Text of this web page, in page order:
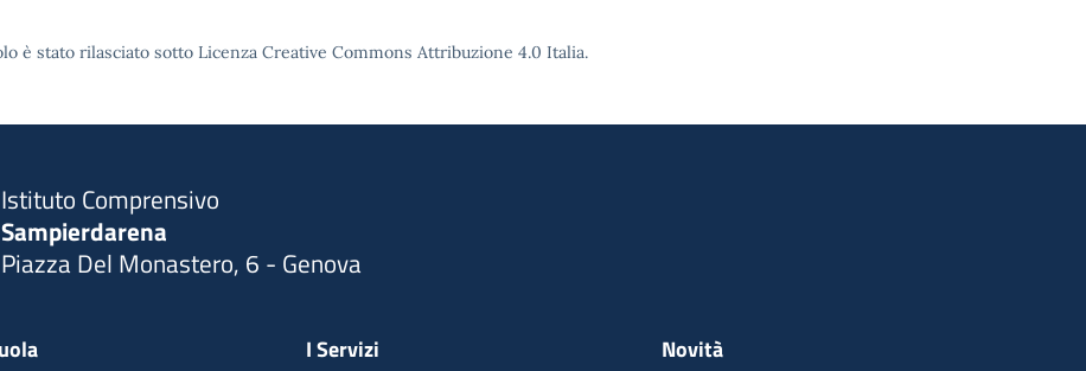
è stato rilasciato sotto Licenza Creative Commons Attribuzione 4.0 Italia.
Istituto Comprensivo
Sampierdarena
Piazza Del Monastero, 6 - Genova
I Servizi Novità